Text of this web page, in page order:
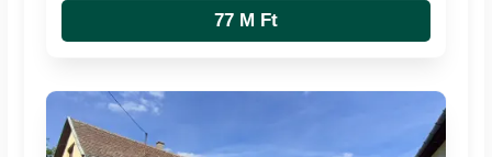
77 M Ft